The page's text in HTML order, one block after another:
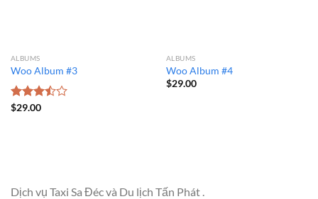
ALBUMS
Woo Album #3
Được
$29.00
ALBUMS
Woo Album #4
$29.00
Dịch vụ Taxi Sa Đéc và Du lịch Tấn Phát .